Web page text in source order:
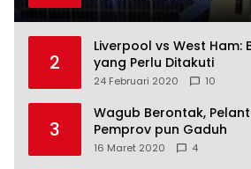
2
Liverpool vs West Ham:
yang Perlu Ditakuti
24 Februari 2020 10
3
Wagub Berontak,
Pemprov pun Gaduh
16 Maret 2020 4